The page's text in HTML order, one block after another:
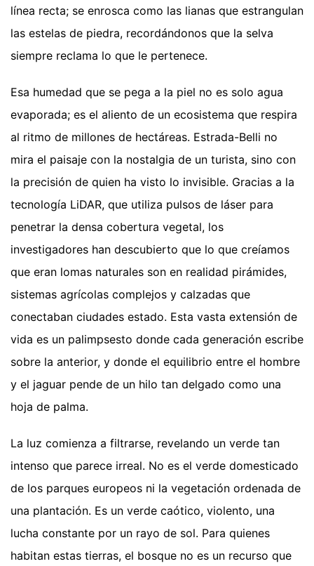
línea recta; se enrosca como las lianas que estrangulan
las estelas de piedra, recordándonos que la selva
siempre reclama lo que le pertenece.
Esa humedad que se pega a la piel no es solo agua
evaporada; es el aliento de un ecosistema que respira
al ritmo de millones de hectáreas. Estrada-Belli no
mira el paisaje con la nostalgia de un turista, sino con
la precisión de quien ha visto lo invisible. Gracias a la
tecnología LiDAR, que utiliza pulsos de láser para
penetrar la densa cobertura vegetal, los
investigadores han descubierto que lo que creíamos
que eran lomas naturales son en realidad pirámides,
sistemas agrícolas complejos y calzadas que
conectaban ciudades estado. Esta vasta extensión de
vida es un palimpsesto donde cada generación escribe
sobre la anterior, y donde el equilibrio entre el hombre
y el jaguar pende de un hilo tan delgado como una
hoja de palma.
La luz comienza a filtrarse, revelando un verde tan
intenso que parece irreal. No es el verde domesticado
de los parques europeos ni la vegetación ordenada de
una plantación. Es un verde caótico, violento, una
lucha constante por un rayo de sol. Para quienes
habitan estas tierras, el bosque no es un recurso que